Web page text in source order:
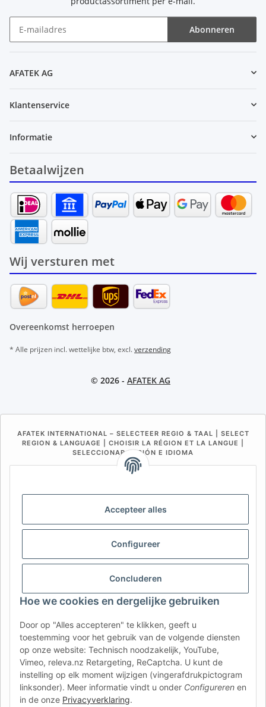
Accepteer alles
Configureer
Concluderen
Hoe we cookies en dergelijke gebruiken
Door op "Alles accepteren" te klikken, geeft u
toestemming voor het gebruik van de volgende diensten
op onze website: Technisch noodzakelijk, YouTube,
Vimeo, releva.nz Retargeting, ReCaptcha. U kunt de
instelling op elk moment wijzigen (vingerafdrukpictogram
linksonder). Meer informatie vindt u onder Configureren en
in de onze Privacyverklaring.
Abonneren
AFATEK AG
Klantenservice
Informatie
Betaalwijzen
Wij versturen met
Overeenkomst herroepen
* Alle prijzen incl. wettelijke btw, excl.verzending
© 2026 - AFATEK AG
AFATEK INTERNATIONAL – SELECTEER REGIO & TAAL | SELECT
REGION & LANGUAGE | CHOISIR LA RÉGION ET LA LANGUE |
SELECCIONAR REGIÓN E IDIOMA
CH (IT) BE (NL) BE (FR) NL
USA
SE FI CZ HU SK
RO HR
AFATEK Nederland| Uw specialist in aanhangeronderdelen
en onderdelen voor bedrijfsvoertuigen
Technisch advies:moc.ketafa@ofni| BTW (DE):
DE354251646
Rechtstreekse verzending vanuit ons centraal magazijn in
Duitsland.Aanbod voor professionals: intracommunautaire
aankopen (VIES) mogelijk.